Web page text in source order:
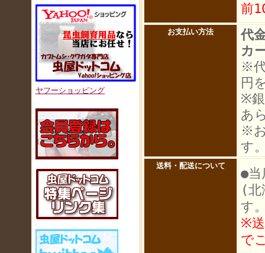
ヤフーショッピング
前
お支払い方法
代
カ
※
円
※
あ
※
す
送料・配送について
●当
(北
す
※
で